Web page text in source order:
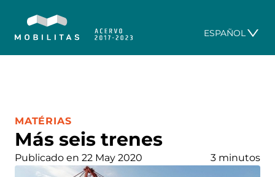
ESPAÑOL
Más seis trenes
CATEGORÍA:
MATÉRIAS
Publicado en 22 May 2020 3 minutos